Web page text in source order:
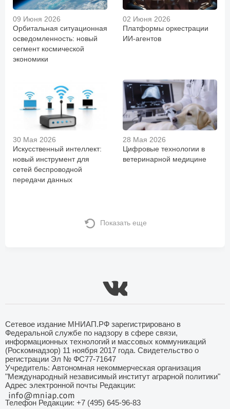
09 Июня 2026
Орбитальная ситуационная
осведомленность: новый
сегмент космической
экономики
02 Июня 2026
Платформы оркестрации
ИИ-агентов
30 Мая 2026
Искусственный интеллект:
новый инструмент для
сетей беспроводной
передачи данных
28 Мая 2026
Цифровые технологии в
ветеринарной медицине
Показать еще
Сетевое издание МНИАП.РФ зарегистрировано в
Федеральной службе по надзору в сфере связи,
информационных технологий и массовых коммуникаций
(Роскомнадзор) 11 ноября 2017 года. Свидетельство о
регистрации Эл № ФС77-71647
Учредитель: Автономная некоммерческая организация
"Международный независимый институт аграрной политики"
Адрес электронной почты Редакции:
Телефон Редакции: +7 (495) 645-96-83